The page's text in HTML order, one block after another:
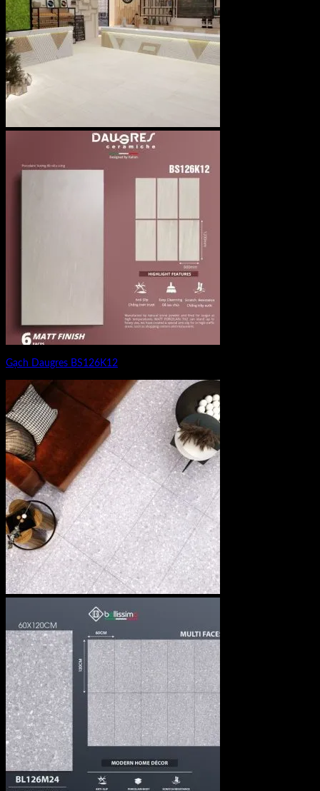
Gạch Daugres BS126K12